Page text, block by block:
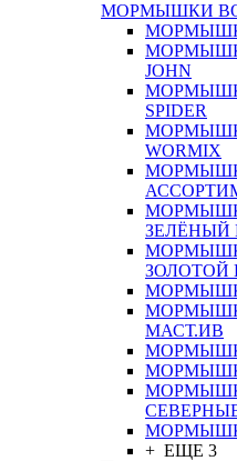
МОРМЫШКИ
JOHN
SPIDER
WORMIX
ЗЕЛЁНЫЙ
ЗОЛОТОЙ
МАСТ.ИВ
+ ЕЩЕ 3